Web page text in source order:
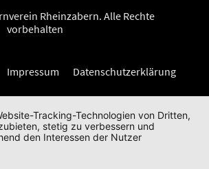
Rheinzabern. Alle Rechte
vorbehalten
Impressum Datenschutzerklärung
Tracking-Technologien von Dritten,
stetig zu verbessern und
den Interessen der Nutzer